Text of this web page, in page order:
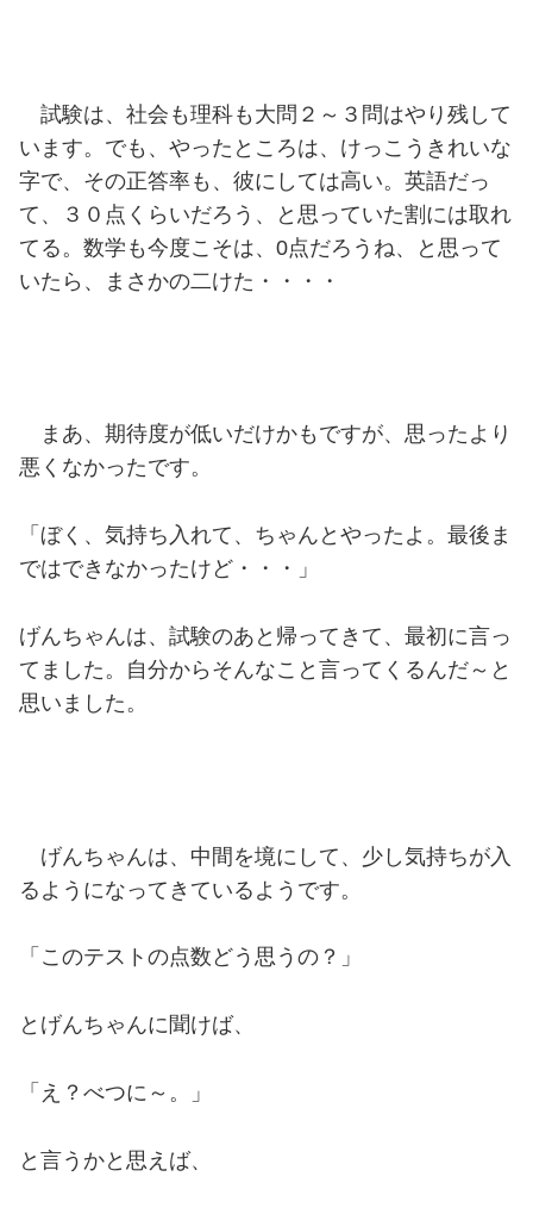
試験は、社会も理科も大問２～３問はやり残して
います。でも、やったところは、けっこうきれいな
字で、その正答率も、彼にしては高い。英語だっ
て、３０点くらいだろう、と思っていた割には取れ
てる。数学も今度こそは、0点だろうね、と思って
いたら、まさかの二けた・・・・
まあ、期待度が低いだけかもですが、思ったより
悪くなかったです。
「ぼく、気持ち入れて、ちゃんとやったよ。最後ま
ではできなかったけど・・・」
げんちゃんは、試験のあと帰ってきて、最初に言っ
てました。自分からそんなこと言ってくるんだ～と
思いました。
げんちゃんは、中間を境にして、少し気持ちが入
るようになってきているようです。
「このテストの点数どう思うの？」
とげんちゃんに聞けば、
「え？べつに～。」
と言うかと思えば、